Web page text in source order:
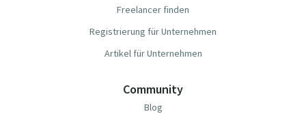
Freelancer finden
Registrierung für Unternehmen
Artikel für Unternehmen
Community
Blog